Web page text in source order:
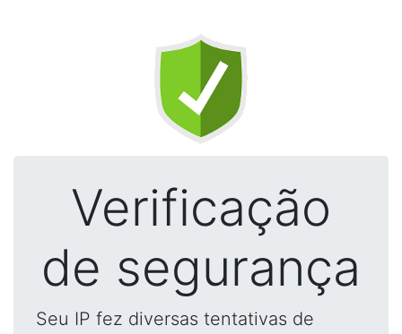
Verificação
de segurança
Seu IP fez diversas tentativas de